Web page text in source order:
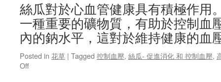
絲瓜對於心血管健康具有積極作用
一種重要的礦物質，有助於控制血
內的鈉水平，這對於維持健康的
Posted in 花草 | Tagged 控制血壓, 絲瓜- 促進消化 和 控制血壓,
Offon